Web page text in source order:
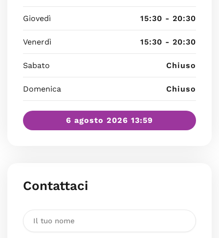
Giovedì 15:30 - 20:30
Venerdì 15:30 - 20:30
Sabato Chiuso
Domenica Chiuso
6 agosto 2026 13:59
Contattaci